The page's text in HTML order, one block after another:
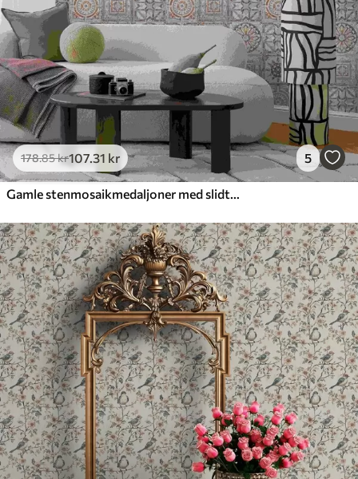
178.85kr107.31 kr 5
Gamle stenmosaikmedaljoner med slidte detaljer